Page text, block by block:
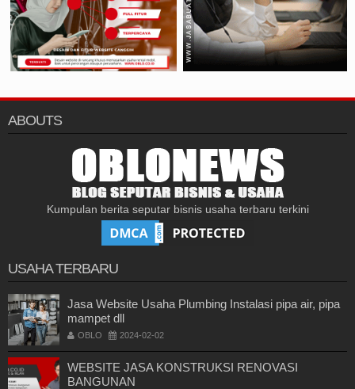
ABOUTS
Kumpulan berita seputar bisnis usaha terbaru terkini
USAHA TERBARU
Jasa Website Usaha Plumbing Instalasi pipa air, pipa
mampet dll
OBLO 2024-02-02
WEBSITE JASA KONSTRUKSI RENOVASI
BANGUNAN